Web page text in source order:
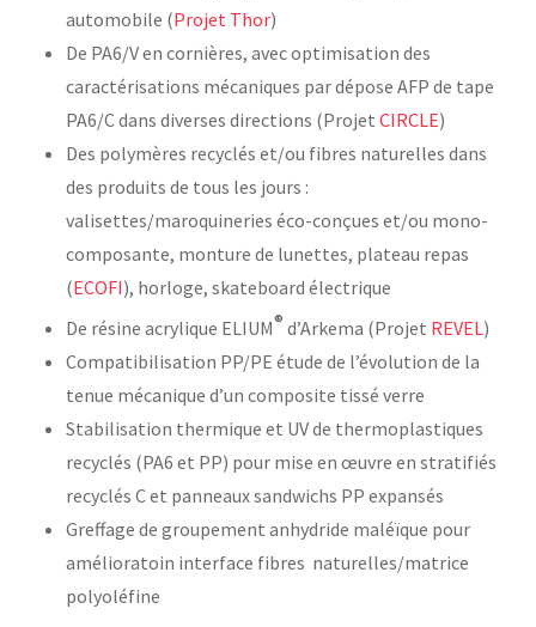
automobile (Projet Thor)
De PA6/V en cornières, avec optimisation des
caractérisations mécaniques par dépose AFP de tape
PA6/C dans diverses directions (Projet CIRCLE)
Des polymères recyclés et/ou fibres naturelles dans
des produits de tous les jours :
valisettes/maroquineries éco-conçues et/ou mono-
composante, monture de lunettes, plateau repas
(ECOFI), horloge, skateboard électrique
De résine acrylique ELIUM® d’Arkema (Projet REVEL)
Compatibilisation PP/PE étude de l’évolution de la
tenue mécanique d’un composite tissé verre
Stabilisation thermique et UV de thermoplastiques
recyclés (PA6 et PP) pour mise en œuvre en stratifiés
recyclés C et panneaux sandwichs PP expansés
Greffage de groupement anhydride maléïque pour
amélioratoin interface fibres naturelles/matrice
polyoléfine